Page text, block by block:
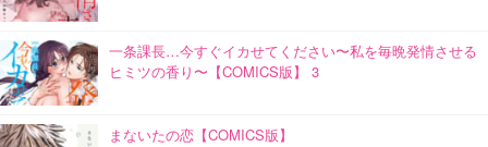
一条課長…今すぐイカせてください〜私を毎晩発情させる
ヒミツの香り〜【COMICS版】 3
まないたの恋【COMICS版】